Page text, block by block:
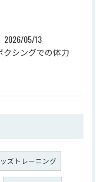
2026/05/13
クシングでの体力
ズトレーニング